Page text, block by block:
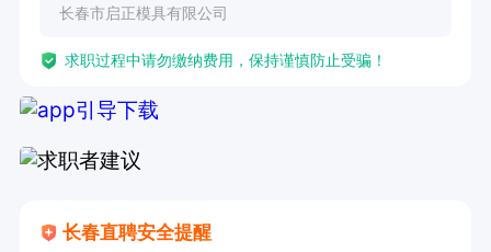
长春市启正模具有限公司
求职过程中请勿缴纳费用，保持谨慎防止受骗！
长春直聘安全提醒